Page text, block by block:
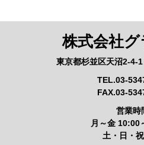
株式会社グ
東京都杉並区天沼2-4-
TEL.03-
FAX.03-
営業時
月～金 10:00
土・日・